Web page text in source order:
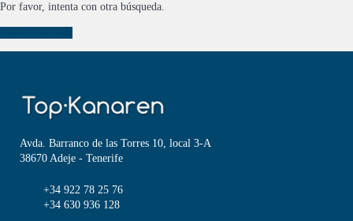
Por favor, intenta con otra búsqueda.
Avda. Barranco de las Torres 10, local 3-A
38670 Adeje - Tenerife
+34 922 78 25 76
+34 630 936 128